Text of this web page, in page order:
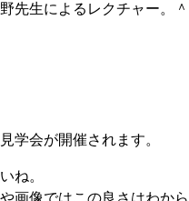
先生によるレクチャー。＾
学会が開催されます。
ね。
画像ではこの良さはわから